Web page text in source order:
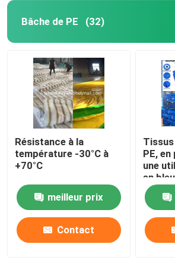
Bâche de PE (32)
Résistance à la
température -30°C à
+70°C
meilleur prix
Contact
PE,
une
en